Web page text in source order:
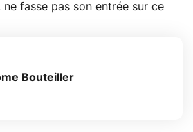
ne fasse pas son entrée sur ce
Bouteiller